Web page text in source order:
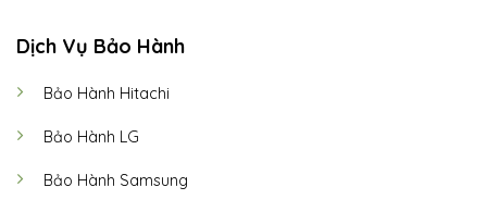
Dịch Vụ Bảo Hành
Bảo Hành Hitachi
Bảo Hành LG
Bảo Hành Samsung